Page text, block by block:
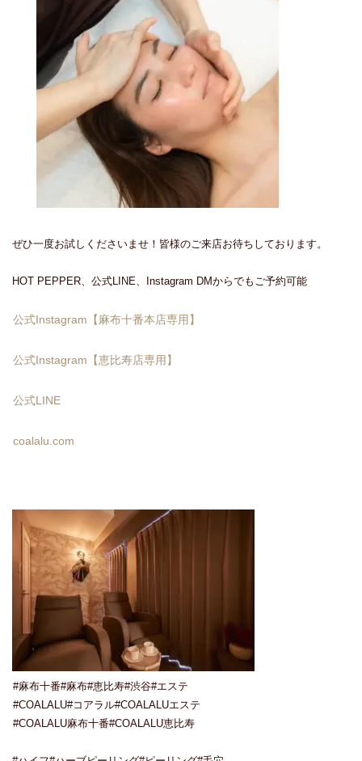
ぜひ一度お試しくださいませ！皆様のご来店お待ちしております。
HOT PEPPER、公式LINE、Instagram DMからでもご予約可能
公式Instagram【麻布十番本店専用】
公式Instagram【恵比寿店専用】
公式LINE
coalalu.com
#麻布十番#麻布#恵比寿#渋谷#エステ
#COALALU#コアラル#COALALUエステ
#COALALU麻布十番#COALALU恵比寿